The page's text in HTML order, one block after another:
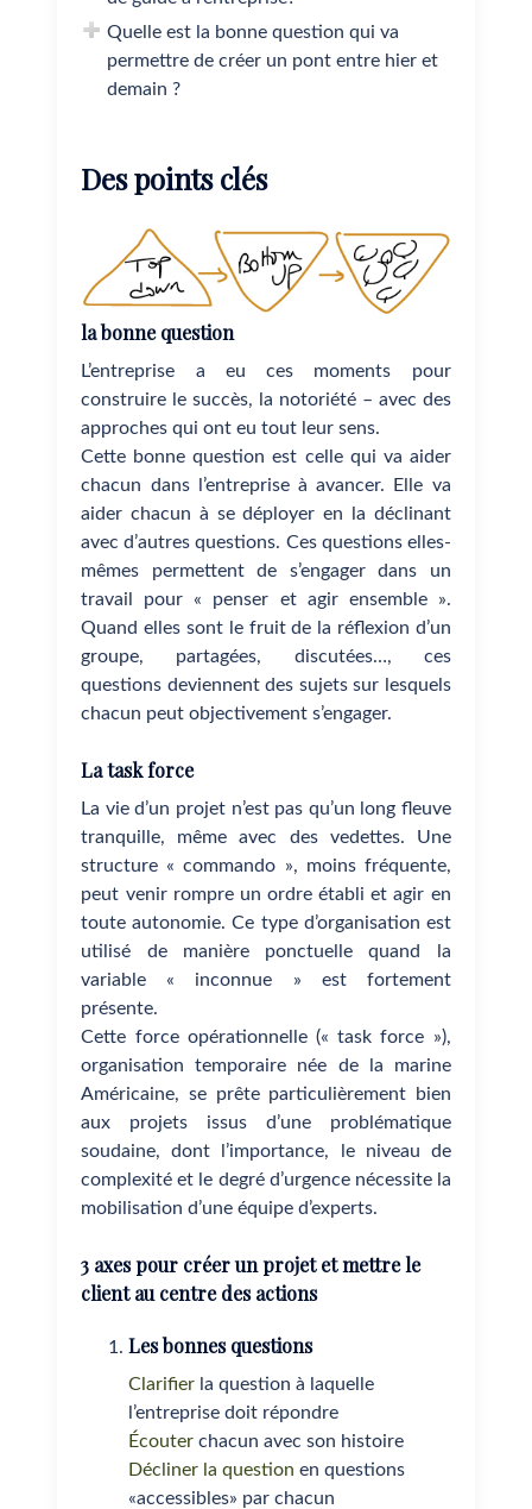
Quelle est la bonne question qui va
permettre de créer un pont entre hier et
demain ?
Des points clés
la bonne question
L’entreprise a eu ces moments pour
construire le succès, la notoriété – avec des
approches qui ont eu tout leur sens.
Cette bonne question est celle qui va aider
chacun dans l’entreprise à avancer. Elle va
aider chacun à se déployer en la déclinant
avec d’autres questions. Ces questions elles-
mêmes permettent de s’engager dans un
travail pour « penser et agir ensemble ».
Quand elles sont le fruit de la réflexion d’un
groupe, partagées, discutées…, ces
questions deviennent des sujets sur lesquels
chacun peut objectivement s’engager.
La task force
La vie d’un projet n’est pas qu’un long fleuve
tranquille, même avec des vedettes. Une
structure « commando », moins fréquente,
peut venir rompre un ordre établi et agir en
toute autonomie. Ce type d’organisation est
utilisé de manière ponctuelle quand la
variable « inconnue » est fortement
présente.
Cette force opérationnelle (« task force »),
organisation temporaire née de la marine
Américaine, se prête particulièrement bien
aux projets issus d’une problématique
soudaine, dont l’importance, le niveau de
complexité et le degré d’urgence nécessite la
mobilisation d’une équipe d’experts.
3 axes pour créer un projet et mettre le
client au centre des actions
Les bonnes questions
Clarifier la question à laquelle
l’entreprise doit répondre
Écouter chacun avec son histoire
Décliner la question en questions
«accessibles» par chacun